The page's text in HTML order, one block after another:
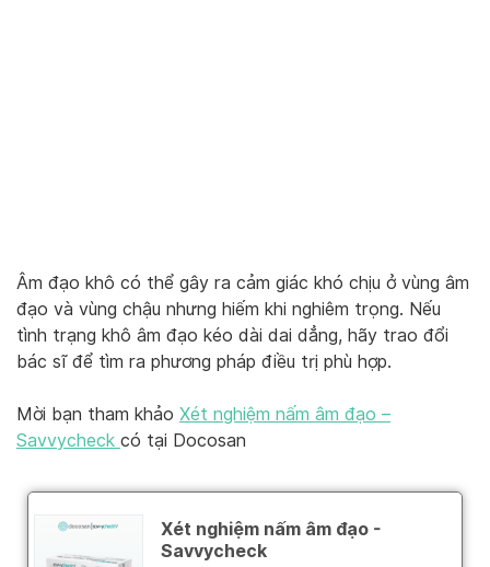
Âm đạo khô có thể gây ra cảm giác khó chịu ở vùng âm
đạo và vùng chậu nhưng hiếm khi nghiêm trọng. Nếu
tình trạng khô âm đạo kéo dài dai dẳng, hãy trao đổi
bác sĩ để tìm ra phương pháp điều trị phù hợp.
Mời bạn tham khảo Xét nghiệm nấm âm đạo –
Savvycheck có tại Docosan